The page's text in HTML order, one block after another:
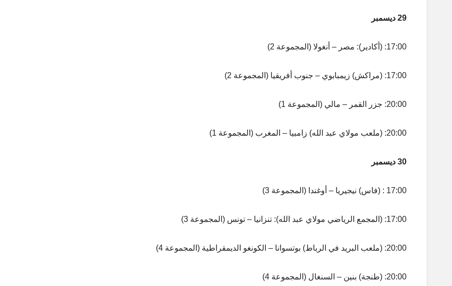
29 ديسمبر
17:00: (أكادير): مصر – أنغولا (المجموعة 2)
17:00: (مراكش) زيمبابوي – جنوب أفريقيا (المجموعة 2)
20:00: جزر القمر – مالي (المجموعة 1)
20:00: (ملعب مولاي عبد الله) زامبيا – المغرب (المجموعة 1)
30 ديسمبر
17:00 : (فاس) نيجيريا – أوغندا (المجموعة 3)
17:00: (المجمع الرياضي مولاي عبد الله): تنزانيا – تونس (المجموعة 3)
20:00: (ملعب البريد في الرباط) بوتسوانا – الكونغو الديمقراطية (المجموعة 4)
20:00: (طنجة) بنين – السنغال (المجموعة 4)